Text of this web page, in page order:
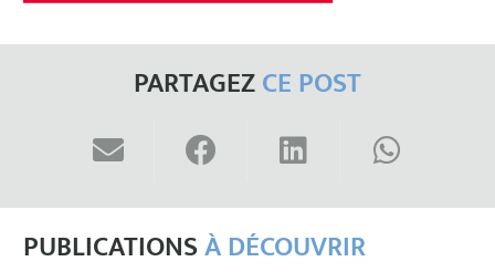
PARTAGEZCE POST
PUBLICATIONSÀ DÉCOUVRIR